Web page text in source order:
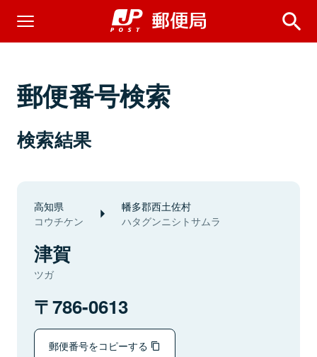
郵便番号検索
検索結果
高知県
コウチケン
幡多郡西土佐村
ハタグンニシトサムラ
津賀
ツガ
786-0613
郵便番号をコピーする